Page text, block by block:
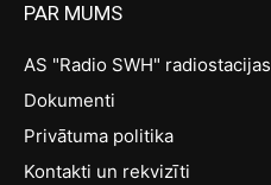
PAR MUMS
AS "Radio SWH" radiostacijas
Dokumenti
Privātuma politika
Kontakti un rekvizīti